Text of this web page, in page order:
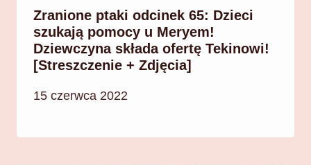
Zranione ptaki odcinek 65: Dzieci
szukają pomocy u Meryem!
Dziewczyna składa ofertę Tekinowi!
[Streszczenie + Zdjęcia]
15 czerwca 2022